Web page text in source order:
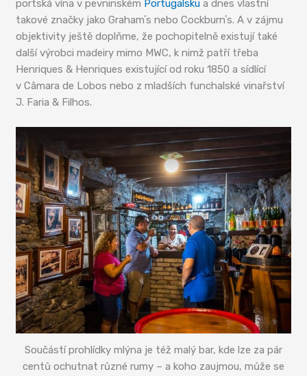
portská vína v pevninském Portugalsku a dnes vlastní
takové značky jako Grahamʼs nebo Cockburnʼs. A v zájmu
objektivity ještě doplňme, že pochopitelně existují také
další výrobci madeiry mimo MWC, k nimž patří třeba
Henriques & Henriques existující od roku 1850 a sídlící
v Câmara de Lobos nebo z mladších funchalské vinařství
J. Faria & Filhos.
Součástí prohlídky mlýna je též malý bar, kde lze za pár
centů ochutnat různé rumy – a koho zaujmou, může se